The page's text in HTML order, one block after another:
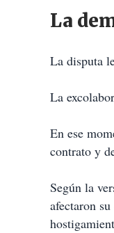
La
La disputa
La
En ese
contrato y
Según la
afectaron